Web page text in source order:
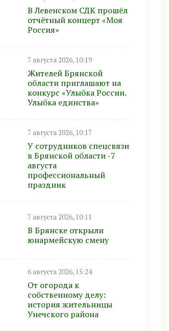
В Левенском СДК прошёл
отчётный концерт «Моя
Россия»
7 августа 2026, 10:19
Жителей Брянской
области приглашают на
конкурс «Улыбка России.
Улыбка единства»
7 августа 2026, 10:17
У сотрудников спецсвязи
в Брянской области -7
августа
профессиональный
праздник
7 августа 2026, 10:11
В Брянске открыли
юнармейскую смену
6 августа 2026, 15:24
От огорода к
собственному делу:
история жительницы
Унечского района